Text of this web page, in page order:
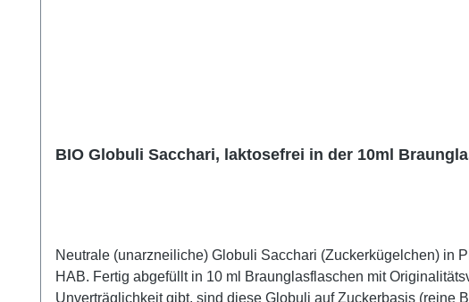
BIO Globuli Sacchari, laktosefrei in der 10ml
Neutrale (unarzneiliche) Globuli Sacchari (Zuckerkügelchen) in
HAB. Fertig abgefüllt in 10 ml Braunglasflaschen mit
Unverträglichkeit gibt, sind diese Globuli auf Zuckerbasis (reine